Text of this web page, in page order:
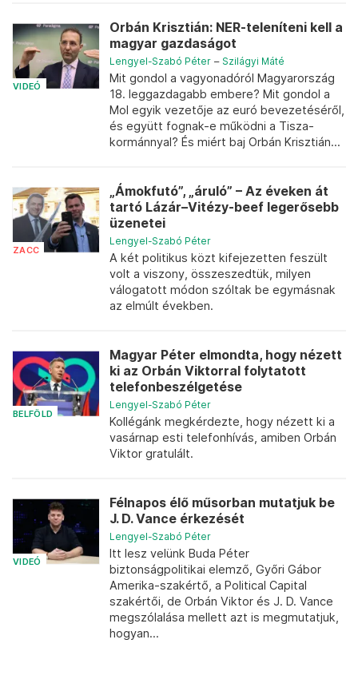
VIDEÓ
Orbán Krisztián: NER-teleníteni kell a
magyar gazdaságot
Lengyel-Szabó Péter – Szilágyi Máté
Mit gondol a vagyonadóról Magyarország
18. leggazdagabb embere? Mit gondol a
Mol egyik vezetője az euró bevezetéséről,
és együtt fognak-e működni a Tisza-
kormánnyal? És miért baj Orbán Krisztián...
ZACC
„Ámokfutó”, „áruló” – Az éveken át
tartó Lázár–Vitézy-beef legerősebb
üzenetei
Lengyel-Szabó Péter
A két politikus közt kifejezetten feszült
volt a viszony, összeszedtük, milyen
válogatott módon szóltak be egymásnak
az elmúlt években.
BELFÖLD
Magyar Péter elmondta, hogy nézett
ki az Orbán Viktorral folytatott
telefonbeszélgetése
Lengyel-Szabó Péter
Kollégánk megkérdezte, hogy nézett ki a
vasárnap esti telefonhívás, amiben Orbán
Viktor gratulált.
VIDEÓ
Félnapos élő műsorban mutatjuk be
J. D. Vance érkezését
Lengyel-Szabó Péter
Itt lesz velünk Buda Péter
biztonságpolitikai elemző, Győri Gábor
Amerika-szakértő, a Political Capital
szakértői, de Orbán Viktor és J. D. Vance
megszólalása mellett azt is megmutatjuk,
hogyan...